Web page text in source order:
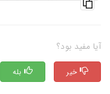
آیا مفید بود؟
بله خیر